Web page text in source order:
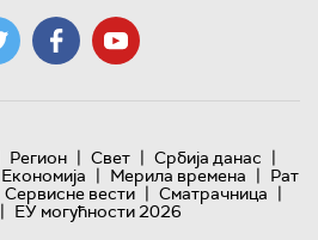
Регион | Свет | Србија данас |
Економија | Мерила времена | Рат
Сервисне вести | Сматрачница |
| ЕУ могућности 2026